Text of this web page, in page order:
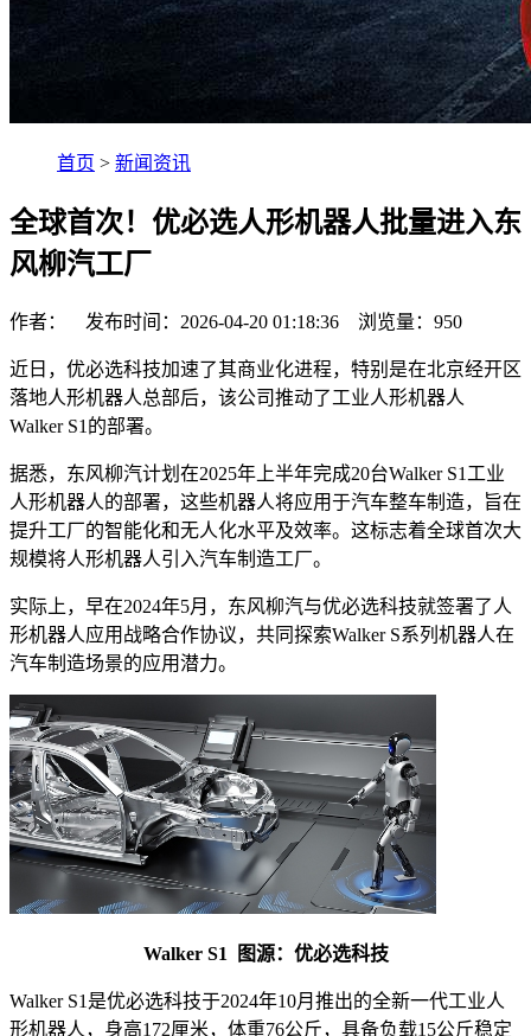
首页 > 新闻资讯
全球首次！优必选人形机器人批量进入东
风柳汽工厂
作者： 发布时间：2026-04-20 01:18:36 浏览量： 950
近日，优必选科技加速了其商业化进程，特别是在北京经开区
落地人形机器人总部后，该公司推动了工业人形机器人
Walker S1的部署。
据悉，东风柳汽计划在2025年上半年完成20台Walker S1工业
人形机器人的部署，这些机器人将应用于汽车整车制造，旨在
提升工厂的智能化和无人化水平及效率。这标志着全球首次大
规模将人形机器人引入汽车制造工厂。
实际上，早在2024年5月，东风柳汽与优必选科技就签署了人
形机器人应用战略合作协议，共同探索Walker S系列机器人在
汽车制造场景的应用潜力。
Walker S1 图源： 优必选科技
Walker S1是优必选科技于2024年10月推出的全新一代工业人
形机器人，身高172厘米，体重76公斤，具备负载15公斤稳定